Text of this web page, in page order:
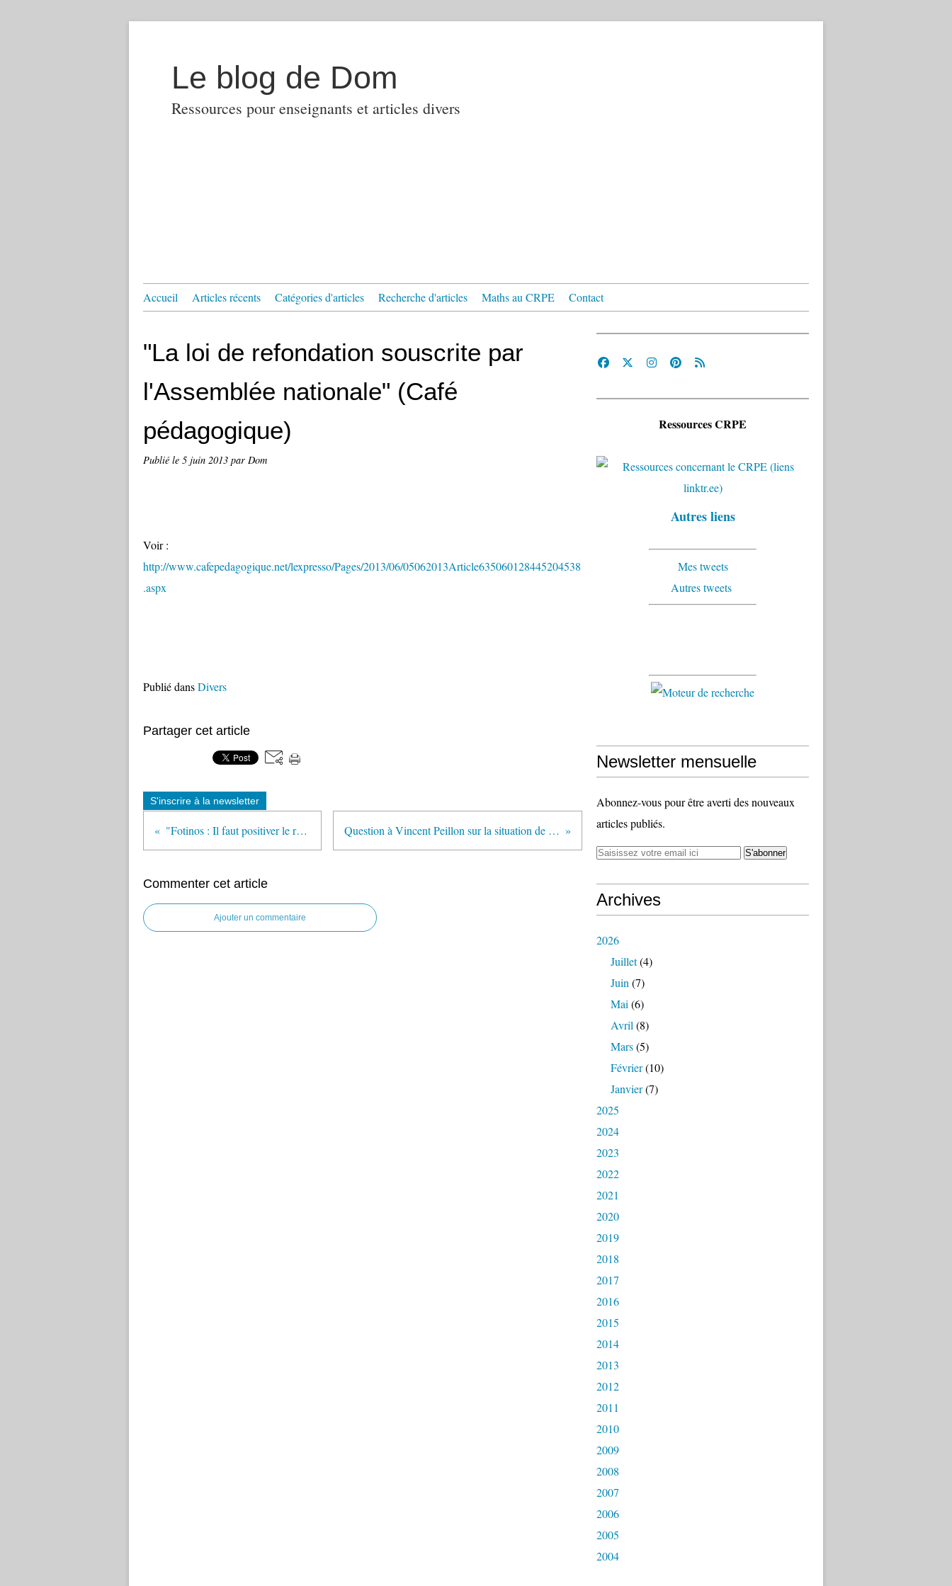
Le blog de Dom
Ressources pour enseignants et articles divers
Accueil Articles récents Catégories d'articles Recherche d'articles Maths au CRPE Contact
"La loi de refondation souscrite par
l'Assemblée nationale" (Café
pédagogique)
Publié le 5 juin 2013 par Dom
Voir :
http://www.cafepedagogique.net/lexpresso/Pages/2013/06/05062013Article635060128445204538
.aspx
Publié dansDivers
Partager cet article
S'inscrire à la newsletter
"Fotinos : Il faut positiver le rapport de la Cour des Comptes" (Café pédagogique) Question à Vincent Peillon sur la situation de l'enseignement et réponse du ministre (Assemblée nationale le 5 juin 2013)
Commenter cet article
Ajouter un commentaire
Ressources CRPE
Autres liens
Mes tweets
Autres tweets
Newsletter mensuelle
Abonnez-vous pour être averti des nouveaux
articles publiés.
Archives
2026
Juillet(4)
Juin (7)
Mai (6)
Avril (8)
Mars(5)
Février(10)
Janvier(7)
2025
2024
2023
2022
2021
2020
2019
2018
2017
2016
2015
2014
2013
2012
2011
2010
2009
2008
2007
2006
2005
2004